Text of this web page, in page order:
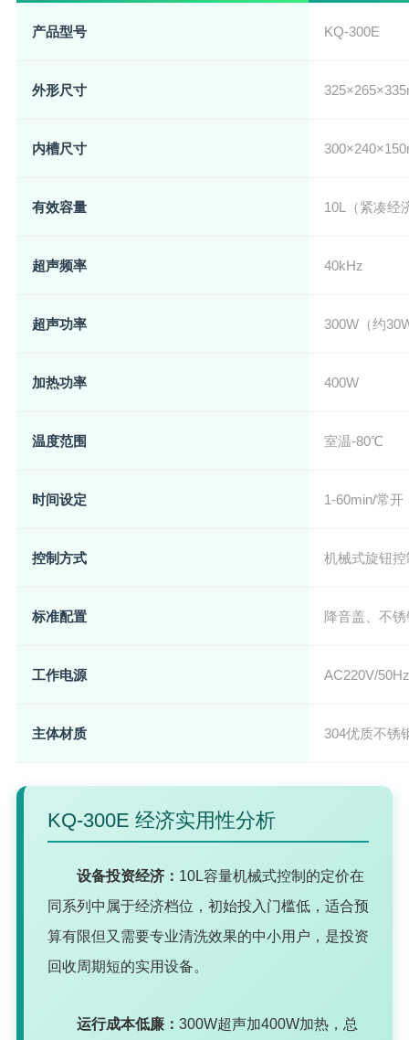
产品型号 KQ-300E
外形尺寸
内槽尺寸
有效容量 10L（紧凑经
超声频率 40kHz
超声功率 300W（约
加热功率 400W
温度范围 室温-80℃
时间设定 1-60min/常开
控制方式 机械式旋钮控
标准配置 降音盖、不
工作电源 AC220V/
主体材质 304优质不锈
KQ-300E 经济实用性分析
设备投资经济： 10L容量机械式控制的定价在
同系列中属于经济档位，初始投入门槛低，适合预
算有限但又需要专业清洗效果的中小用户，是投资
回收周期短的实用设备。
运行成本低廉： 300W超声加400W加热，总